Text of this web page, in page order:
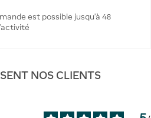
est possible jusqu’à 48
NOS CLIENTS